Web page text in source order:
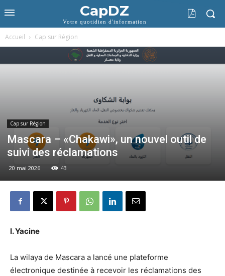
CapDZ
Votre quotidien d'information
Accueil Cap sur Région
Cap sur Région
Mascara – «Chakawi», un nouvel outil de
suivi des réclamations
20 mai 2026 43
I. Yacine
La wilaya de Mascara a lancé une plateforme
électronique destinée à recevoir les réclamations des